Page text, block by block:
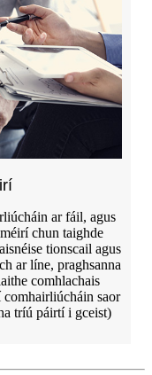
ar fáil, agus
chun taighde
tionscail agus
ar líne, praghsanna
comhlachais
comhairliúcháin saor
tríú páirtí i gceist)